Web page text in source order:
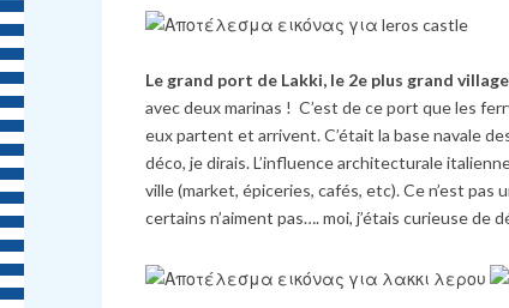
Le grand port de Lakki, le 2e plus grand
avec deux marinas ! C’est de ce port que les
eux partent et arrivent. C’était la base navale
déco, je dirais. L’influence architecturale
ville (market, épiceries, cafés, etc). Ce n’est
certains n’aiment pas…. moi, j’étais curieuse de